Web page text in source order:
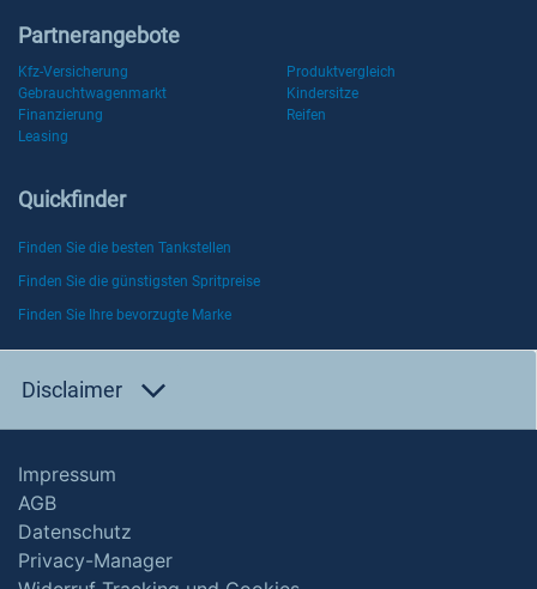
Partnerangebote
Kfz-Versicherung
Produktvergleich
Gebrauchtwagenmarkt
Kindersitze
Finanzierung
Reifen
Leasing
Quickfinder
Finden Sie die besten Tankstellen
Finden Sie die günstigsten Spritpreise
Finden Sie Ihre bevorzugte Marke
Disclaimer
Impressum
AGB
Datenschutz
Privacy-Manager